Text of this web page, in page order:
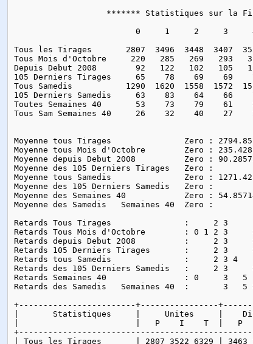
******* Statistiques sur la
0     1     2     3
Tous les Tirages       2807  3496  3448  3407
Tous Mois d'Octobre     220   285   269   293
Depuis Debut 2008        92   122   102   105
105 Derniers Tirages     65    78    69    69
Tous Samedis           1290  1620  1558  1572
105 Derniers Samedis     63    83    64    66
Toutes Semaines 40       53    73    79    61
Tous Sam Semaines 40     26    32    40
Moyenne tous Tirages               Zero :
Moyenne tous Mois d'Octobre        Zero :
Moyenne depuis Debut 2008          Zero :
Moyenne des 105 Derniers Tirages   Zero :
Moyenne tous Samedis               Zero :
Moyenne des 105 Derniers Samedis   Zero :
Moyenne des Semaines 40            Zero :
Moyenne des Samedis   Semaines 40  Zero :
Retards Tous Tirages               :     2 3
Retards Tous Mois d'Octobre        : 0 1 2 3
Retards depuis Debut 2008          :     2 3
Retards 105 Derniers Tirages       :     2 3
Retards tous Samedis               :     2 3 4
Retards des 105 Derniers Samedis   :     2 3
Retards Semaines 40                : 0     3   5
Retards des Samedis   Semaines 40  :       3
+------------------------+----------------
|       Statistiques     |     Unites     |
|                        |   P    I    T  |   P
| Tous les Tirages       | 2807 3522 6329 | 3463